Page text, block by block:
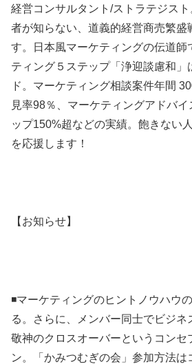
経営コンサルタント/ストラテジス
者が知らない、道義的経営商売繁盛
す。日本風マーケティングの伝道師
ティング５ステップ「浄迎談慮和」
ド。マーケティング相談案件年間
見率98％、マーケティングアドバ
ップ150%超などの実績。飽きない
を応援します！
【お知らせ】
◾️マーケティングのヒントノウハウ
る。さらに、メンバー同士でビジネ
敬神のクロスオーバーというコンセ
ン。「かみつむぎの会」参加方法